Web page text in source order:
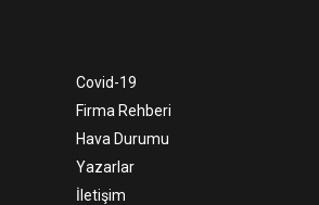
Covid-19
Firma Rehberi
Hava Durumu
Yazarlar
İletişim